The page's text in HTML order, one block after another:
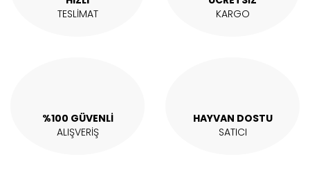
Bu ürüne benzer farklı alternatifler olmalı.
TESLİMAT
KARGO
%100 GÜVENLİ
ALIŞVERİŞ
HAYVAN DOSTU
SATICI